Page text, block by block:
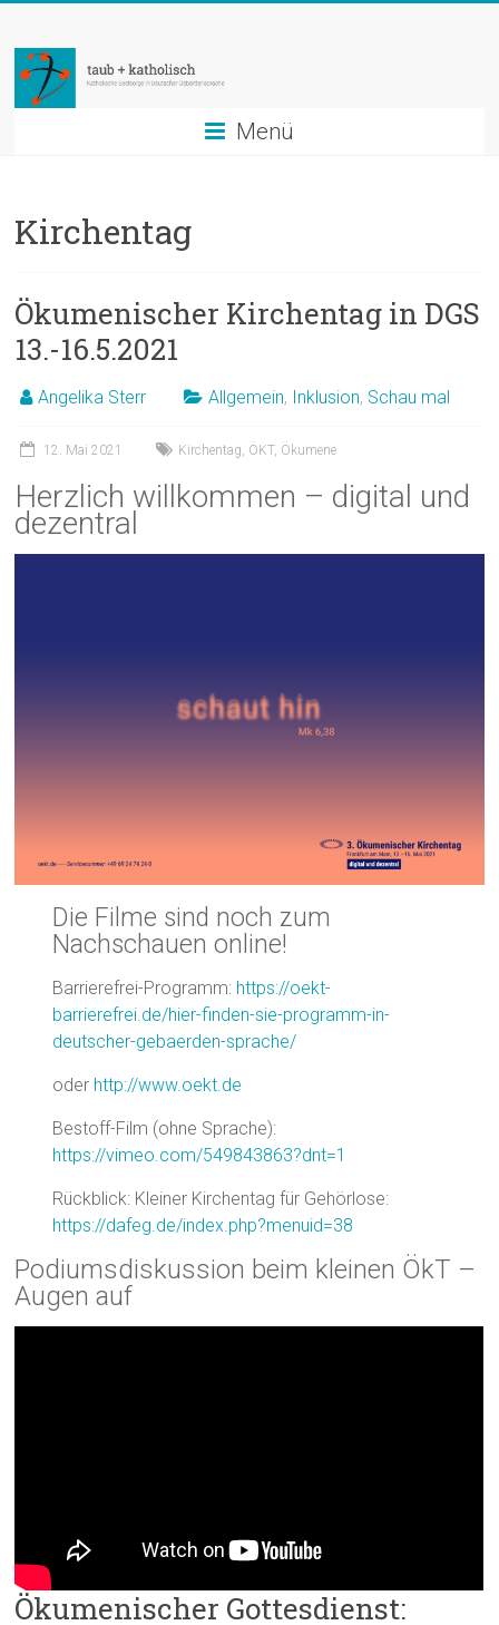
springen
taub
+
katholisch
in
Menü
Kirchentag
Ökumenischer Kirchentag in DGS
13.-16.5.2021
Angelika Sterr Allgemein, Inklusion, Schau mal
12. Mai 2021 Kirchentag ÖKT, Ökumene
Herzlich willkommen – digital und
dezentral
Die Filme sind noch zum
Nachschauen online!
Barrierefrei-Programm: https://oekt-
barrierefrei.de/hier-finden-sie-programm-in-
deutscher-gebaerden-sprache/
oder http://www.oekt.de
Bestoff-Film (ohne Sprache):
https://vimeo.com/549843863?dnt=1
Rückblick: Kleiner Kirchentag für Gehörlose:
https://dafeg.de/index.php?menuid=38
Podiumsdiskussion beim kleinen ÖkT –
Augen auf
Ökumenischer Gottesdienst: